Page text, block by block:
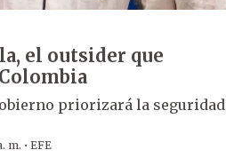
el outsider que
priorizará la seguridad
m. · EFE